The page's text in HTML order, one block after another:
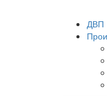
ДВП